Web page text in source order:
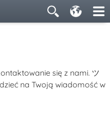
się z nami. ツ
na Twoją wiadomość w